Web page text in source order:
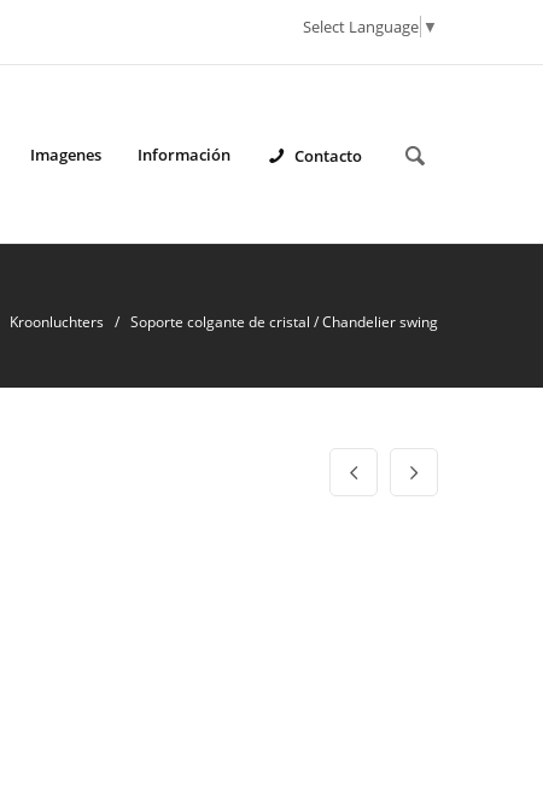
Select Language ▼
Imagenes Información Contacto
/ Soporte colgante de cristal / Chandelier swing